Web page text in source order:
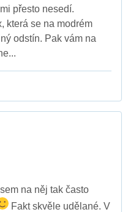
přesto nesedí.
která se na modrém
odstín. Pak vám na
na něj tak často
Fakt skvěle udělané. V